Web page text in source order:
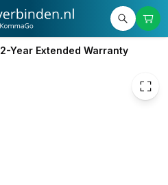
2-Year Extended Warranty